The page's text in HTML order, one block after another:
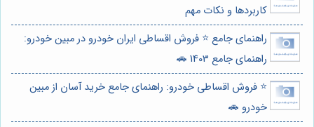
کاربردها و نکات مهم
راهنمای جامع ⭐️ فروش اقساطی ایران خودرو در مبین خودرو:
راهنمای جامع 1403 🚗
⭐️ فروش اقساطی خودرو: راهنمای جامع خرید آسان از مبین
خودرو 🚗